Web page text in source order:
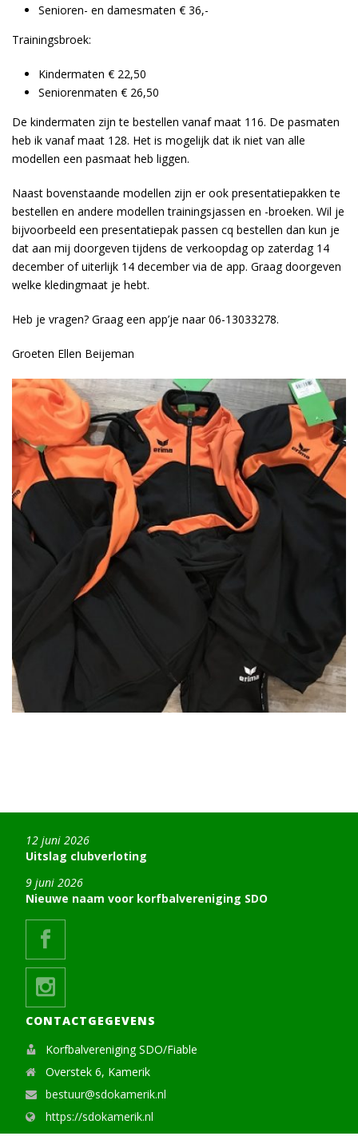
Senioren- en damesmaten € 36,-
Trainingsbroek:
Kindermaten € 22,50
Seniorenmaten € 26,50
De kindermaten zijn te bestellen vanaf maat 116. De pasmaten
heb ik vanaf maat 128. Het is mogelijk dat ik niet van alle
modellen een pasmaat heb liggen.
Naast bovenstaande modellen zijn er ook presentatiepakken te
bestellen en andere modellen trainingsjassen en -broeken. Wil je
bijvoorbeeld een presentatiepak passen cq bestellen dan kun je
dat aan mij doorgeven tijdens de verkoopdag op zaterdag 14
december of uiterlijk 14 december via de app. Graag doorgeven
welke kledingmaat je hebt.
Heb je vragen? Graag een app’je naar 06-13033278.
Groeten Ellen Beijeman
Uitslag clubverloting
12 juni 2026
Nieuwe naam voor korfbalvereniging SDO
9 juni 2026
CONTACTGEGEVENS
Korfbalvereniging SDO/Fiable
Overstek 6, Kamerik
bestuur@sdokamerik.nl
https://sdokamerik.nl